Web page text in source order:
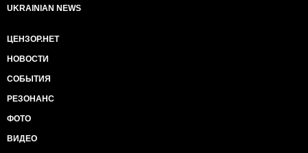
UKRAINIAN NEWS
ЦЕНЗОР.НЕТ
НОВОСТИ
СОБЫТИЯ
РЕЗОНАНС
ФОТО
ВИДЕО